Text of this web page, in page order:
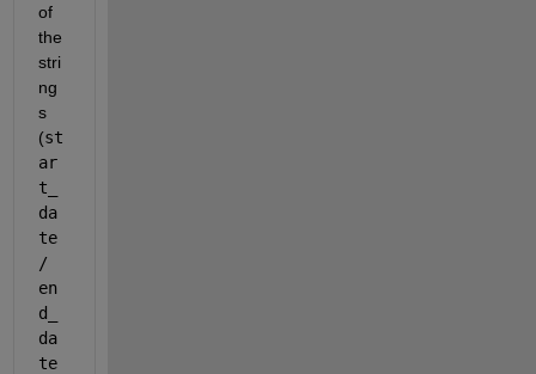
of
the
stri
ng
s
(st
ar
t_
da
te
/
en
d_
da
te